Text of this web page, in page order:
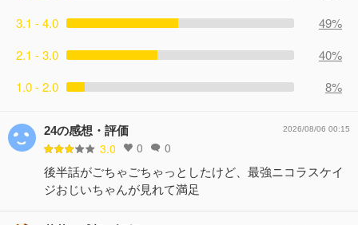
3.1 - 4.0
49%
2.1 - 3.0
40%
1.0 - 2.0
8%
24の感想・評価
3.0 0 0
2026/08/06 00:15
後半話がごちゃごちゃっとしたけど、最強ニコラスケイ
ジおじいちゃんが見れて満足